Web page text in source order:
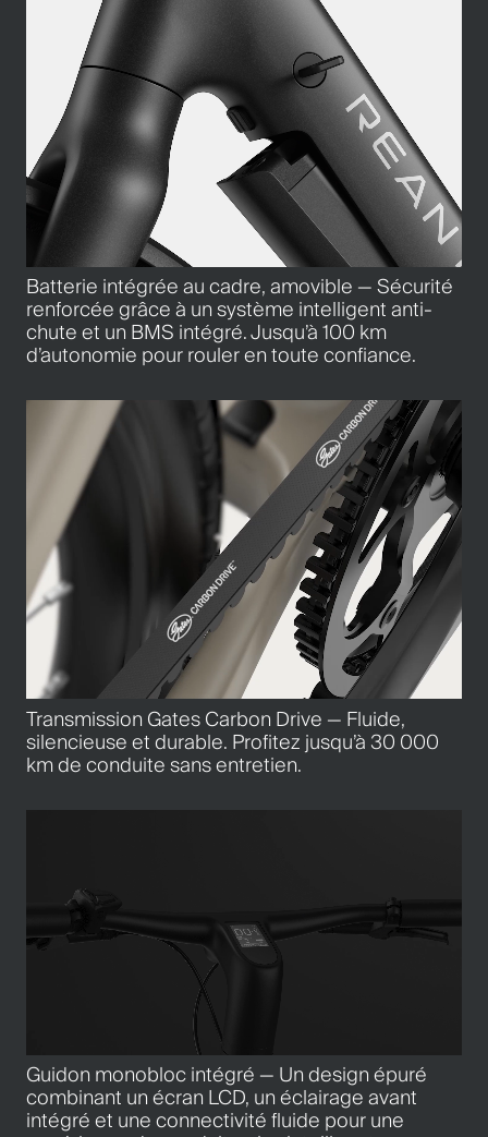
Batterie intégrée au cadre, amovible — Sécurité
renforcée grâce à un système intelligent anti-
chute et un BMS intégré. Jusqu’à 100 km
d’autonomie pour rouler en toute confiance.
Transmission Gates Carbon Drive — Fluide,
silencieuse et durable. Profitez jusqu’à 30 000
km de conduite sans entretien.
Guidon monobloc intégré — Un design épuré
combinant un écran LCD, un éclairage avant
intégré et une connectivité fluide pour une